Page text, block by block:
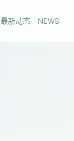
最新动态｜NEWS